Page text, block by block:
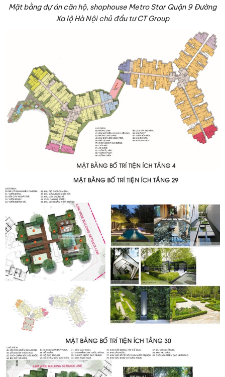
Mặt bằng dự án căn hộ, shophouse Metro Star Quận 9 Đường
Xa lộ Hà Nội chủ đầu tư CT Group